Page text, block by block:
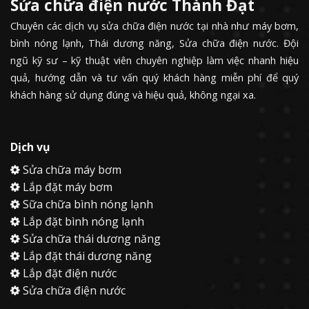
Sửa chữa điện nước Thành Đạt
Chuyên các dịch vụ sửa chữa điện nước tại nhà như máy bơm,
bình nóng lạnh, Thái dương năng, Sửa chữa điện nước. Đội
ngũ kỹ sư – kỹ thuật viên chuyên nghiệp làm việc nhanh hiệu
quả, hướng dẫn và tư vấn quý khách hàng miễn phí để quý
khách hàng sử dụng đúng và hiệu quả, không ngại xa.
Dịch vụ
Sửa chữa máy bơm
Lắp đặt máy bơm
Sữa chữa bình nóng lạnh
Lắp đặt bình nóng lạnh
Sửa chữa thái dương năng
Lắp đặt thái dương năng
Lắp đặt điện nước
Sửa chữa điện nước